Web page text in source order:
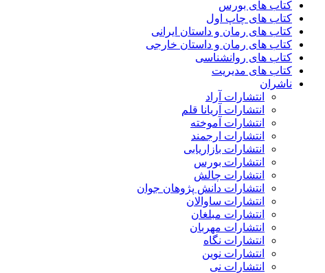
کتاب های بورس
کتاب های چاپ اول
کتاب های رمان و داستان ایرانی
کتاب های رمان و داستان خارجی
کتاب های روانشناسی
کتاب های مدیریت
ناشران
انتشارات آراد
انتشارات آریانا قلم
انتشارات آموخته
انتشارات ارجمند
انتشارات بازاریابی
انتشارات بورس
انتشارات چالش
انتشارات دانش پژوهان جوان
انتشارات ساوالان
انتشارات مبلغان
انتشارات مهربان
انتشارات نگاه
انتشارات نوین
انتشارات نی